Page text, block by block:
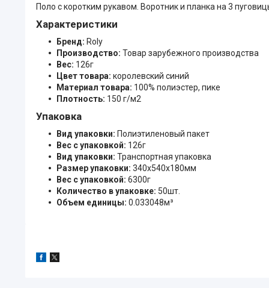
Поло с коротким рукавом. Воротник и планка на 3
Характеристики
Бренд: Roly
Производство: Товар зарубежного производства
Вес: 126г
Цвет товара: королевский синий
Материал товара: 100% полиэстер, пике
Плотность: 150 г/м2
Упаковка
Вид упаковки: Полиэтиленовый пакет
Вес с упаковкой: 126г
Вид упаковки: Транспортная упаковка
Размер упаковки: 340x540x180мм
Вес с упаковкой: 6300г
Количество в упаковке: 50шт.
Объем единицы: 0.033048м³